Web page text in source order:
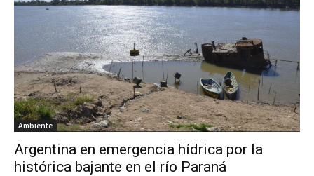
Ambiente
Argentina en emergencia hídrica por la
histórica bajante en el río Paraná